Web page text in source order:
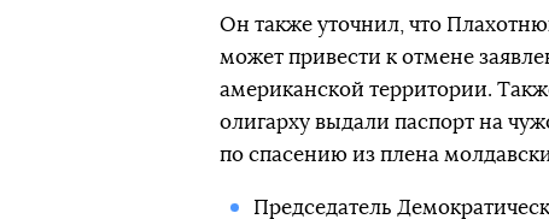
Он также уточнил, что
может привести к отмене
американской территории.
олигарху выдали паспорт на
по спасению из плена
Председатель